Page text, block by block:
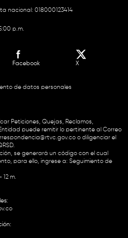
nacional: 018000123414
p.m.
Facebook X
de datos personales
Peticiones, Quejas, Reclamos,
puede remitir lo pertinente al Correo
o diligenciar el
se generará un código con el cual
para ello, ingrese a: Seguimiento de
12 m.